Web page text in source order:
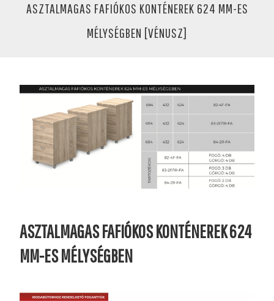
ASZTALMAGAS FAFIÓKOS KONTÉNEREK 624 MM-ES
MÉLYSÉGBEN [VÉNUSZ]
ASZTALMAGAS FAFIÓKOS KONTÉNEREK 624
MM-ES MÉLYSÉGBEN